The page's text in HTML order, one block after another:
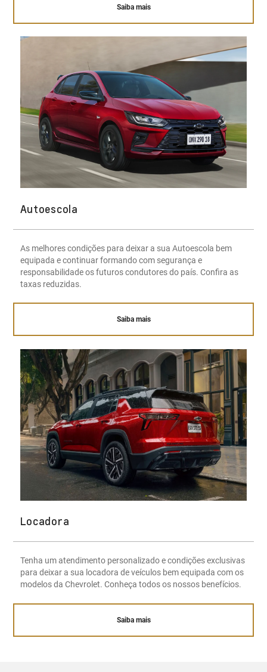
Saiba mais
Autoescola
As melhores condições para deixar a sua Autoescola bem
equipada e continuar formando com segurança e
responsabilidade os futuros condutores do país. Confira as
taxas reduzidas.
Saiba mais
Locadora
Tenha um atendimento personalizado e condições exclusivas
para deixar a sua locadora de veículos bem equipada com os
modelos da Chevrolet. Conheça todos os nossos benefícios.
Saiba mais